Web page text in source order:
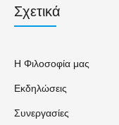
Σχετικά
Η Φιλοσοφία μας
Εκδηλώσεις
Συνεργασίες